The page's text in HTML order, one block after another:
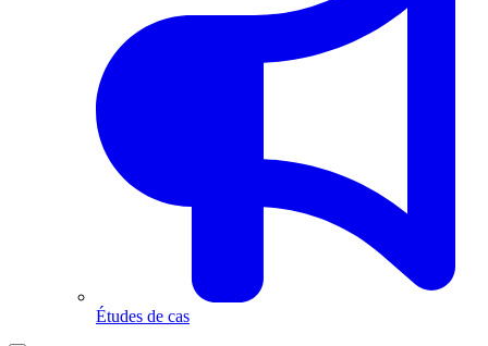
Études de cas